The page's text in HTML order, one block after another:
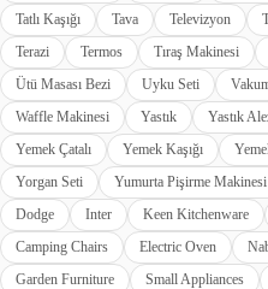
Tatlı Kaşığı
Tava Televizyon
Terazi
Termos Tıraş Makinesi
Ütü Masası Bezi
Uyku Seti
Waffle Makinesi
Yastık Yastık
Yemek Çatalı
Yemek Kaşığı
Yorgan Seti
Yumurta Pişirme Makinesi
Dodge
Inter Keen Kitchenware
Camping Chairs
Electric Oven
Garden Furniture
Small Appliances